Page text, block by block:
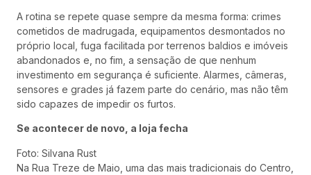
A rotina se repete quase sempre da mesma forma: crimes
cometidos de madrugada, equipamentos desmontados no
próprio local, fuga facilitada por terrenos baldios e imóveis
abandonados e, no fim, a sensação de que nenhum
investimento em segurança é suficiente. Alarmes, câmeras,
sensores e grades já fazem parte do cenário, mas não têm
sido capazes de impedir os furtos.
Se acontecer de novo, a loja fecha
Foto: Silvana Rust
Na Rua Treze de Maio, uma das mais tradicionais do Centro,